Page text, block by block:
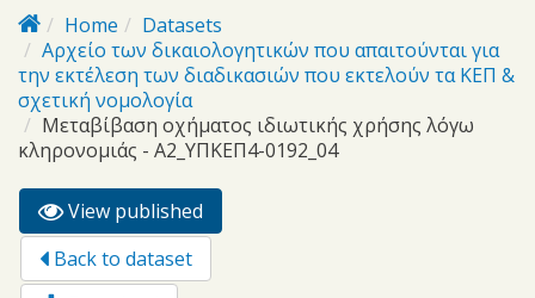
Home
Datasets
Αρχείο των δικαιολογητικών που απαιτούνται για
την εκτέλεση των διαδικασιών που εκτελούν τα ΚΕΠ &
σχετική νομολογία
Μεταβίβαση οχήματος ιδιωτικής χρήσης λόγω
κληρονομιάς - Α2_ΥΠΚΕΠ4-0192_04
Primary tabs
View published
tab)
Back to dataset